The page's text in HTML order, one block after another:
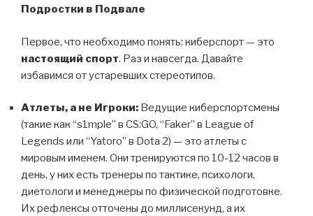
Подростки в Подвале
Первое, что необходимо понять: киберспорт — это
настоящий спорт. Раз и навсегда. Давайте
избавимся от устаревших стереотипов.
Атлеты, а не Игроки: Ведущие киберспортсмены
(такие как “s1mple” в CS:GO, “Faker” в League of
Legends или “Yatoro” в Dota 2) — это атлеты с
мировым именем. Они тренируются по 10-12 часов в
день, у них есть тренеры по тактике, психологи,
диетологи и менеджеры по физической подготовке.
Их рефлексы отточены до миллисекунд, а их